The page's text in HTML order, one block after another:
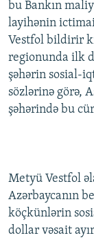
bu Bankın
layihənin
Vestfol bildirir
regionunda ilk
şəhərin sosial-
sözlərinə görə,
şəhərində bu
Metyü Vestfol
Azərbaycanın
köçkünlərin
dollar vəsait